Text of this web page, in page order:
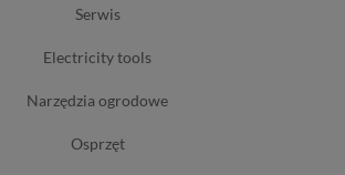
serwis
electricity tools
narzędzia ogrodowe
osprzęt